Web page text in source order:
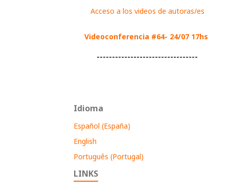
Acceso a los videos de autoras/es
Videoconferencia #64- 24/07 17hs
---------------------------------
Idioma
Español (España)
English
Português (Portugal)
LINKS